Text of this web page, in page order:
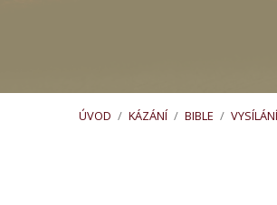
ÚVOD / KÁZÁNÍ / BIBLE /